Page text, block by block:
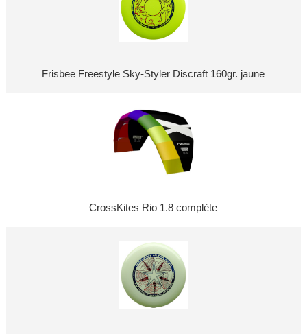
Frisbee Freestyle Sky-Styler Discraft 160gr. jaune
CrossKites Rio 1.8 complète